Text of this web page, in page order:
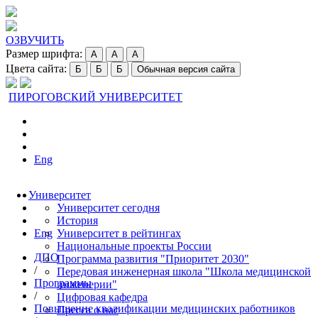
ОЗВУЧИТЬ
Размер шрифта:
A A A
Цвета сайта: Б Б Б Обычная версия сайта
ПИРОГОВСКИЙ УНИВЕРСИТЕТ
Eng
Университет
Университет сегодня
История
Университет в рейтингах
Национальные проекты России
Программа развития "Приоритет 2030"
Передовая инженерная школа "Школа медицинской
инженерии"
Цифровая кафедра
Пресса о нас
Eng
ДПО
/
Программы
/
Повышение квалификации медицинских работников